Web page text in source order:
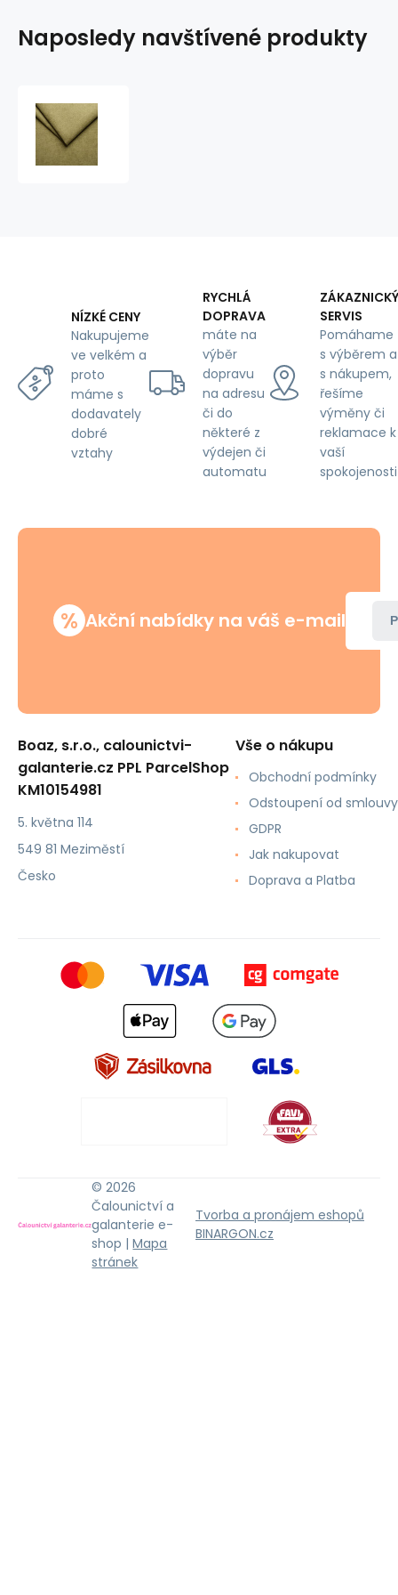
Naposledy navštívené produkty
NÍZKÉ CENY
Nakupujeme
ve velkém a
proto
máme s
dodavately
dobré
vztahy
RYCHLÁ
DOPRAVA
máte na
výběr
dopravu
na adresu
či do
některé z
výdejen či
automatu
ZÁKAZNICKÝ
SERVIS
Pomáhame
s výběrem a
s nákupem,
řešíme
výměny či
reklamace k
vaší
spokojenosti
% Akční nabídky na váš e-mail
Boaz, s.r.o., calounictvi-
galanterie.cz PPL ParcelShop
KM10154981
5. května 114
549 81 Meziměstí
Česko
Vše o nákupu
Obchodní podmínky
Odstoupení od smlouvy
GDPR
Jak nakupovat
Doprava a Platba
© 2026
Čalounictví a
galanterie e-
shop |Mapa
stránek
Tvorba a pronájem eshopů
BINARGON.cz